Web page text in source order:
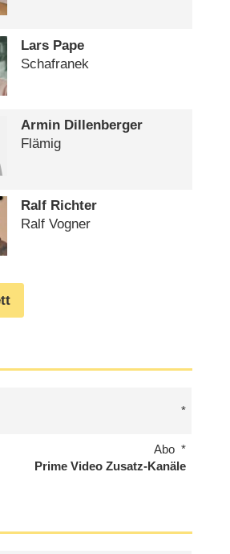
Lars Pape
Schafranek
Armin Dillenberger
Flämig
Ralf Richter
Ralf Vogner
Abo
Prime Video Zusatz-Kanäle